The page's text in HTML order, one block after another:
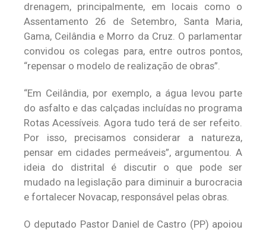
drenagem, principalmente, em locais como o
Assentamento 26 de Setembro, Santa Maria,
Gama, Ceilândia e Morro da Cruz. O parlamentar
convidou os colegas para, entre outros pontos,
“repensar o modelo de realização de obras”.
“Em Ceilândia, por exemplo, a água levou parte
do asfalto e das calçadas incluídas no programa
Rotas Acessíveis. Agora tudo terá de ser refeito.
Por isso, precisamos considerar a natureza,
pensar em cidades permeáveis”, argumentou. A
ideia do distrital é discutir o que pode ser
mudado na legislação para diminuir a burocracia
e fortalecer Novacap, responsável pelas obras.
O deputado Pastor Daniel de Castro (PP) apoiou